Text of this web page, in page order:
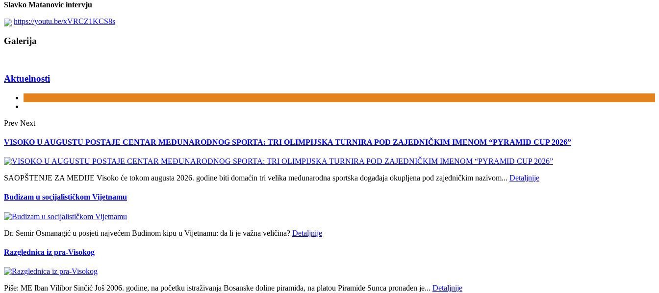
Slavko Matanovic intervju
https://youtu.be/xVRCZ1KCS8s
Galerija
Aktuelnosti
Prev Next
VISOKO U AUGUSTU POSTAJE CENTAR MEĐUNARODNOG SPORTA: TRI OLIMPIJSKA TURNIRA POD ZAJEDNIČKIM IMENOM “PYRAMID CUP 2026”
SAOPŠTENJE ZA MEDIJE Visoko će tokom augusta 2026. godine biti domaćin tri velika međunarodna sportska događaja okupljena pod zajedničkim nazivom... Detaljnije
Budizam u socijalističkom Vijetnamu
Dr. Semir Osmanagić u posjeti najvećem Budinom kipu u Vijetnamu: da li je važna veličina? Detaljnije
Razglednica iz pra-Visokog
Piše: ME Iban Vilibor Sinčić Još 2006. godine, na početku istraživanja Bosanske doline piramida, na platou Piramide Sunca pronađen je... Detaljnije